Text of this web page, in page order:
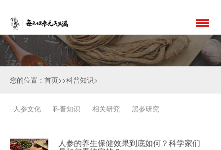
您的位置：首页>>科普知识>
人参文化 科普知识 相关研究 黑参研究
人参的养生保健效果到底如何？科学家们